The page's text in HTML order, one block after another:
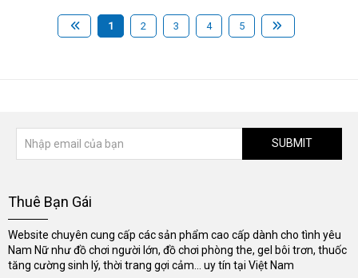
1 2 3 4 5
SUBMIT
Thuê Bạn Gái
Website chuyên cung cấp các sản phẩm cao cấp dành cho tình yêu
Nam Nữ như đồ chơi người lớn, đồ chơi phòng the, gel bôi trơn, thuốc
tăng cường sinh lý, thời trang gợi cảm... uy tín tại Việt Nam